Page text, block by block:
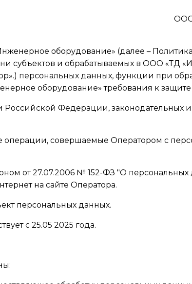
ООО
оборудование» (далее –
субъектов и обрабатываемых в ООО «ТД
персональных данных, функции при
оборудование» требования к
Российской Федерации, законодательных
операции, совершаемые Оператором с
от 27.07.2006 № 152-ФЗ "О
на сайте Оператора.
персональных данных.
с 25.05 2025 года.